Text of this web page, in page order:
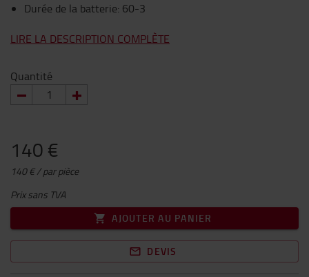
Durée de la batterie: 60-3
LIRE LA DESCRIPTION COMPLÈTE
Quantité
140 €
140 € / par pièce
Prix sans TVA
AJOUTER AU PANIER
DEVIS